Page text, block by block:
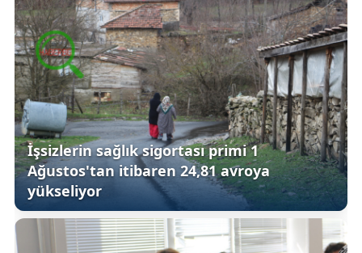
İşsizlerin sağlık sigortası primi 1
Ağustos'tan itibaren 24,81 avroya
yükseliyor